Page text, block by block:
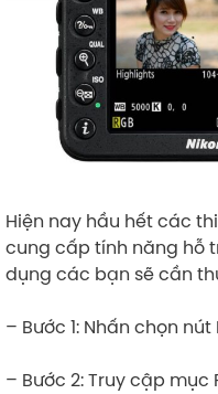
Hiện nay hầu hết các
cung cấp tính năng hỗ
dụng các bạn sẽ cần
– Bước 1: Nhấn chọn nút
– Bước 2: Truy cập mục